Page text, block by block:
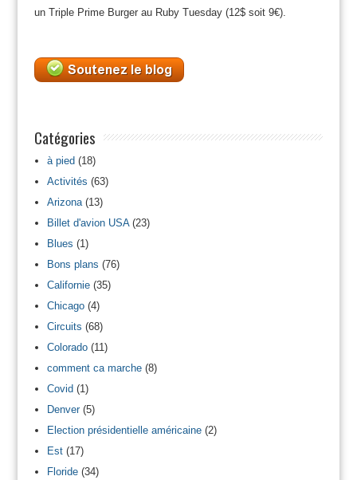
un Triple Prime Burger au Ruby Tuesday (12$ soit 9€).
Catégories
à pied(18)
Activités (63)
Arizona(13)
Billet d'avion USA(23)
Blues (1)
Bons plans (76)
Californie(35)
Chicago(4)
Circuits (68)
Colorado(11)
comment ca marche(8)
Covid(1)
Denver(5)
Election présidentielle américaine(2)
Est(17)
Floride(34)